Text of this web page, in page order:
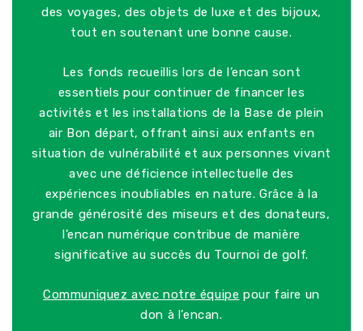
des voyages, des objets de luxe et des bijoux,
tout en soutenant une bonne cause.
Les fonds recueillis lors de l’encan sont
essentiels pour continuer de financer les
activités et les installations de la Base de plein
air Bon départ, offrant ainsi aux enfants en
situation de vulnérabilité et aux personnes vivant
avec une déficience intellectuelle des
expériences inoubliables en nature. Grâce à la
grande générosité des miseurs et des donateurs,
l’encan numérique contribue de manière
significative au succès du Tournoi de golf.
Communiquez avec notre équipe pour faire un
don à l’encan.